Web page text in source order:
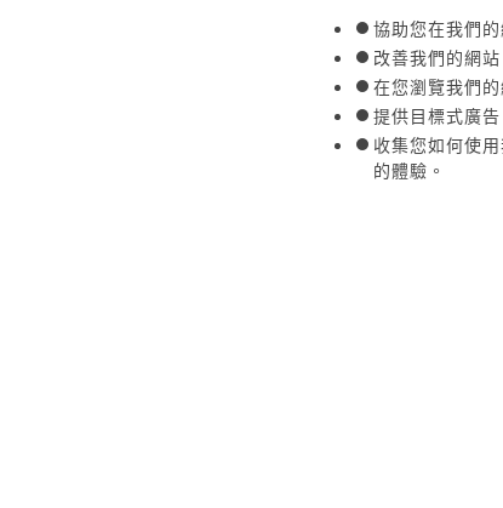
協助您在我們
改善我們的網站
在您瀏覽我們
提供目標式廣告
收集您如何使
的體驗。